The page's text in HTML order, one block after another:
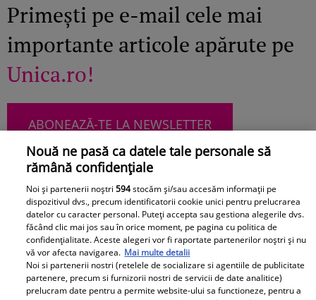
Primești pe e-mail cele mai
importante articole apărute pe
Unica.ro!
ABONEAZĂ-TE LA NEWSLETTER
Urmărește-ne pe Facebook Like
Nouă ne pasă ca datele tale personale să
rămână confidențiale
Noi și partenerii noștri594stocăm și/sau accesăm informații pe
dispozitivul dvs., precum identificatorii cookie unici pentru prelucrarea
datelor cu caracter personal. Puteți accepta sau gestiona alegerile dvs.
făcând clic mai jos sau în orice moment, pe pagina cu politica de
confidențialitate. Aceste alegeri vor fi raportate partenerilor noștri și nu
vă vor afecta navigarea. Mai multe detalii
Noi si partenerii nostri (retelele de socializare si agentiile de publicitate
partenere, precum si furnizorii nostri de servicii de date analitice)
prelucram date pentru a permite website-ului sa functioneze, pentru a